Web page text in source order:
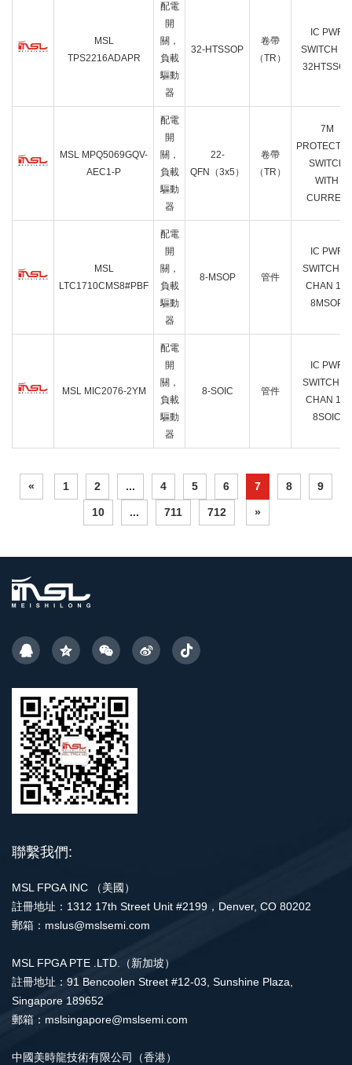
MSL
TPS2216ADAPR
配電
開
關，
負載
驅動
器
32-HTSSOP
卷帶
（TR）
IC PWR
SWITCH
32HTSSOP
MSL MPQ5069GQV-
AEC1-P
配電
開
關，
負載
驅動
器
22-
QFN（3x5）
卷帶
（TR）
7M
SWITCH
WITH
CURREN
MSL
LTC1710CMS8#PBF
配電
開
關，
負載
驅動
器
8-MSOP 管件
IC PWR
SWITCH N-
CHAN 1:2
8MSOP
MSL MIC2076-2YM
配電
開
關，
負載
驅動
器
8-SOIC 管件
IC PWR
SWITCH N-
CHAN 1:2
8SOIC
« 1 2 ... 4 5 6 7 8 9
10 ... 711 712 »
聯繫我們:
MSL FPGA INC （美國）
註冊地址：1312 17th Street Unit #2199，Denver, CO 80202
郵箱：mslus@mslsemi.com
MSL FPGA PTE .LTD.（新加坡）
註冊地址：91 Bencoolen Street #12-03, Sunshine Plaza,
Singapore 189652
郵箱：mslsingapore@mslsemi.com
中國美時龍技術有限公司（香港）